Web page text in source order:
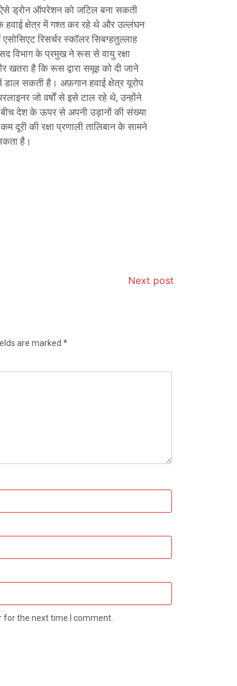
ऐसे ड्रोन ऑपरेशन को जटिल बना सकती
हवाई क्षेत्र में गश्त कर रहे थे और उल्लंघन
रिसर्चर स्कॉलर सिबग्हतुल्लाह
विभाग के प्रमुख ने रूस से वायु रक्षा
खतरा है कि रूस द्वारा समूह को दी जाने
डाल सकती है। अफ़गान हवाई क्षेत्र यूरोप
जो वर्षों से इसे टाल रहे थे, उन्होंने
देश के ऊपर से अपनी उड़ानों की संख्या
दूरी की रक्षा प्रणाली तालिबान के सामने
है।
Next post
are marked *
for the next time I comment.